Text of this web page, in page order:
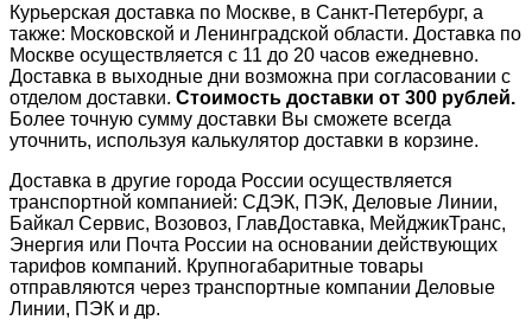
Курьерская доставка по Москве, в Санкт-Петербург, а
также: Московской и Ленинградской области. Доставка по
Москве осуществляется с 11 до 20 часов ежедневно.
Доставка в выходные дни возможна при согласовании с
отделом доставки. Стоимость доставки от 300 рублей.
Более точную сумму доставки Вы сможете всегда
уточнить, используя калькулятор доставки в корзине.
Доставка в другие города России осуществляется
транспортной компанией: СДЭК, ПЭК, Деловые Линии,
Байкал Сервис, Возовоз, ГлавДоставка, МейджикТранс,
Энергия или Почта России на основании действующих
тарифов компаний. Крупногабаритные товары
отправляются через транспортные компании Деловые
Линии, ПЭК и др.